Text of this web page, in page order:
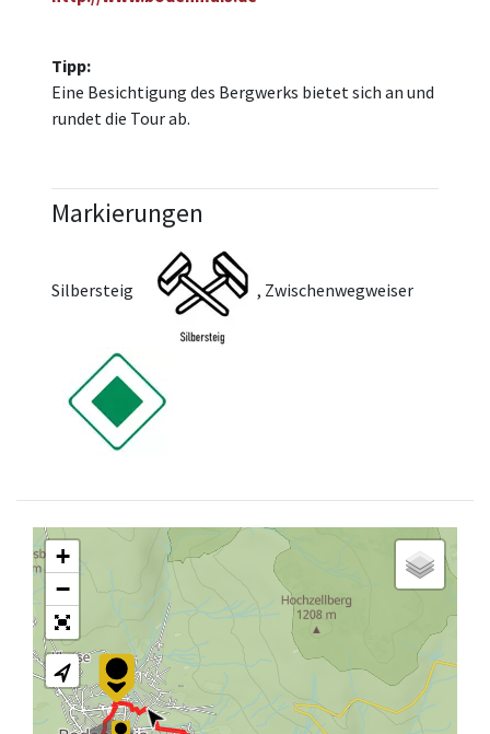
Tipp:
Eine Besichtigung des Bergwerks bietet sich an und
rundet die Tour ab.
Markierungen
Silbersteig , Zwischenwegweiser
+
−